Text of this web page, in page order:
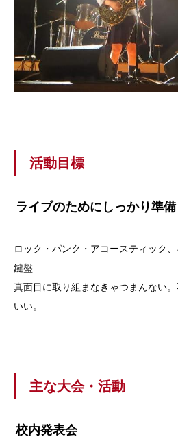
活動目標
ライブのためにしっかり準備
ロック・パンク・アコースティック
鍵盤
真面目に取り組まなきゃつまんない
いい。
主な大会・活動
校内発表会